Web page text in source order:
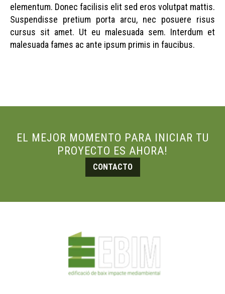
elementum. Donec facilisis elit sed eros volutpat mattis.
Suspendisse pretium porta arcu, nec posuere risus
cursus sit amet. Ut eu malesuada sem. Interdum et
malesuada fames ac ante ipsum primis in faucibus.
EL MEJOR MOMENTO PARA INICIAR TU
PROYECTO ES AHORA!
CONTACTO